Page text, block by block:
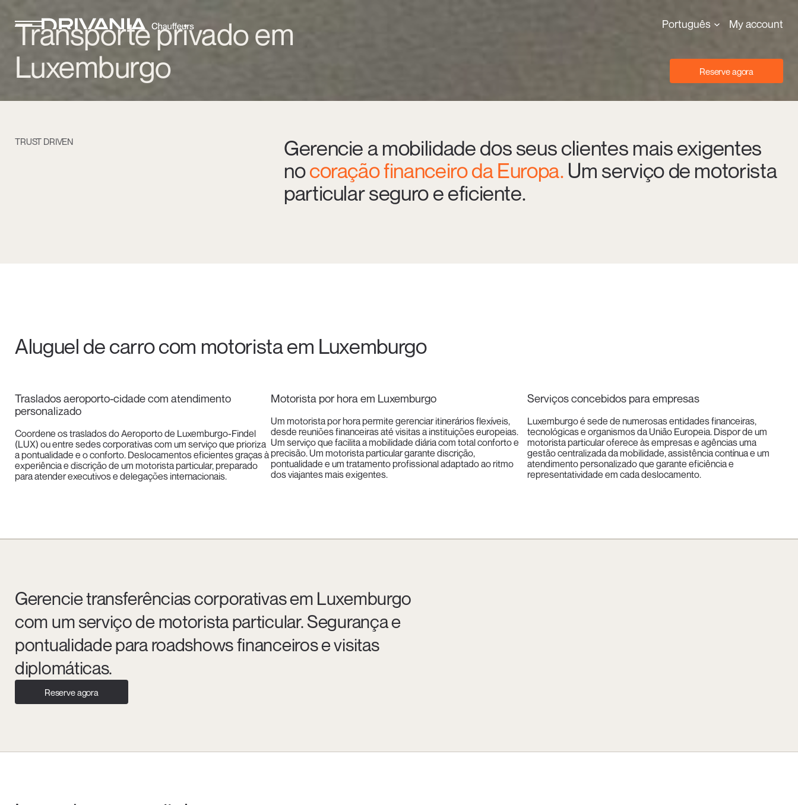
Português My account
Transporte privado em
Luxemburgo
Reserve agora
TRUST DRIVEN
Gerencie a mobilidade dos seus clientes mais exigentes
nocoração financeiro da Europa. Um serviço de motorista
particular seguro e eficiente.
Aluguel de carro com motorista em Luxemburgo
Traslados aeroporto-cidade com atendimento
personalizado
Coordene os traslados do Aeroporto de Luxemburgo-Findel
(LUX) ou entre sedes corporativas com um serviço que prioriza
a pontualidade e o conforto. Deslocamentos eficientes graças à
experiência e discrição de um motorista particular, preparado
para atender executivos e delegações internacionais.
Motorista por hora em Luxemburgo
Um motorista por hora permite gerenciar itinerários flexíveis,
desde reuniões financeiras até visitas a instituições europeias.
Um serviço que facilita a mobilidade diária com total conforto e
precisão. Um motorista particular garante discrição,
pontualidade e um tratamento profissional adaptado ao ritmo
dos viajantes mais exigentes.
Serviços concebidos para empresas
Luxemburgo é sede de numerosas entidades financeiras,
tecnológicas e organismos da União Europeia. Dispor de um
motorista particular oferece às empresas e agências uma
gestão centralizada da mobilidade, assistência contínua e um
atendimento personalizado que garante eficiência e
representatividade em cada deslocamento.
Gerencie transferências corporativas em Luxemburgo
com um serviço de motorista particular. Segurança e
pontualidade para roadshows financeiros e visitas
diplomáticas.
Reserve agora